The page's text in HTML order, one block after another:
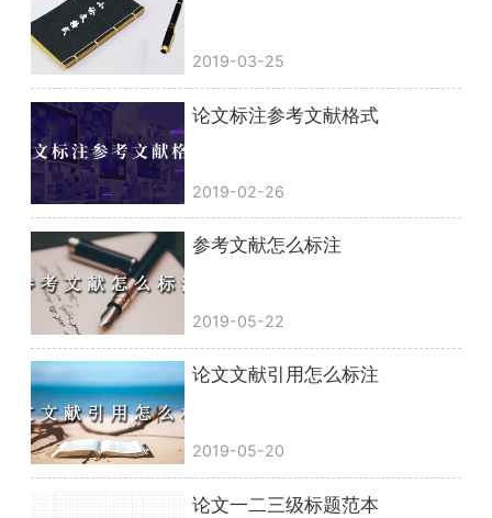
2019-03-25
论文标注参考文献格式
2019-02-26
参考文献怎么标注
2019-05-22
论文文献引用怎么标注
2019-05-20
论文一二三级标题范本